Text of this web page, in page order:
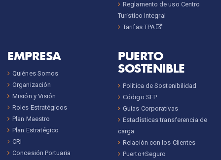
Reglamento de uso Centro
Turístico Integral
Tarifas TPA
EMPRESA
Quiénes Somos
Organización
Misión y Visión
Roles Estratégicos
Plan Maestro
Plan Estratégico
CRI
Concesión Portuaria
PUERTO
SOSTENIBLE
Política de Sostenibilidad
Código SEP
Guías Corporativas
Estadísticas transferencia de
carga
Relación con los Clientes
Puerto+Seguro